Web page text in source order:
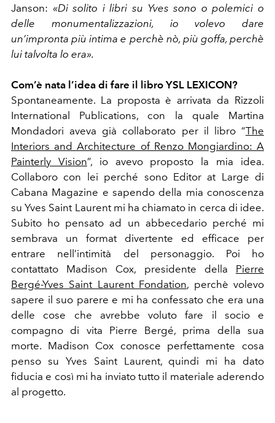
Janson: «Di solito i libri su Yves sono o polemici o
delle monumentalizzazioni, io volevo dare
un’impronta più intima e perchè nò, più goffa, perchè
lui talvolta lo era».
Com’è nata l’idea di fare il libro YSL LEXICON?
Spontaneamente. La proposta è arrivata da Rizzoli
International Publications, con la quale Martina
Mondadori aveva già collaborato per il libro “The
Interiors and Architecture of Renzo Mongiardino: A
Painterly Vision”, io avevo proposto la mia idea.
Collaboro con lei perché sono Editor at Large di
Cabana Magazine e sapendo della mia conoscenza
su Yves Saint Laurent mi ha chiamato in cerca di idee.
Subito ho pensato ad un abbecedario perché mi
sembrava un format divertente ed efficace per
entrare nell’intimità del personaggio. Poi ho
contattato Madison Cox, presidente della Pierre
Bergé-Yves Saint Laurent Fondation, perchè volevo
sapere il suo parere e mi ha confessato che era una
delle cose che avrebbe voluto fare il socio e
compagno di vita Pierre Bergé, prima della sua
morte. Madison Cox conosce perfettamente cosa
penso su Yves Saint Laurent, quindi mi ha dato
fiducia e così mi ha inviato tutto il materiale aderendo
al progetto.